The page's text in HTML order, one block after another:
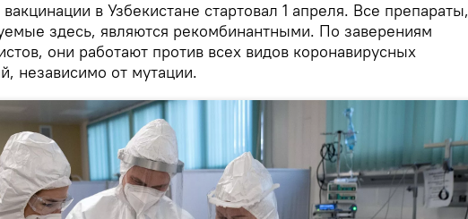
в Узбекистане стартовал 1 апреля. Все препараты,
здесь, являются рекомбинантными. По заверениям
они работают против всех видов коронавирусных
независимо от мутации.